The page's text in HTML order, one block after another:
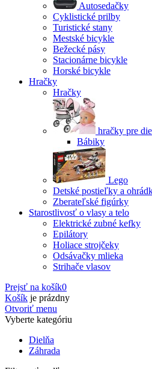
Autosedačky
Cyklistické prilby
Turistické stany
Mestské bicykle
Bežecké pásy
Stacionárne bicykle
Horské bicykle
Hračky
Hračky
hračky pre
Bábiky
Lego
Detské postieľky a
Zberateľské figúrky
Starostlivosť o vlasy a telo
Elektrické zubné kefky
Epilátory
Holiace strojčeky
Odsávačky mlieka
Strihače vlasov
Prejsť na košík0
Košík je prázdny
Otvoriť menu
Vyberte kategóriu
Dielňa
Záhrada